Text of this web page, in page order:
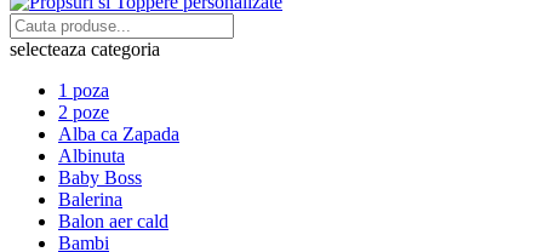
selecteaza categoria
1 poza
2 poze
Alba ca Zapada
Albinuta
Baby Boss
Balerina
Balon aer cald
Bambi